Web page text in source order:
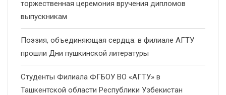
торжественная церемония вручения дипломов
выпускникам
Поэзия, объединяющая сердца: в филиале АГТУ
прошли Дни пушкинской литературы
Студенты Филиала ФГБОУ ВО «АГТУ» в
Ташкентской области Республики Узбекистан